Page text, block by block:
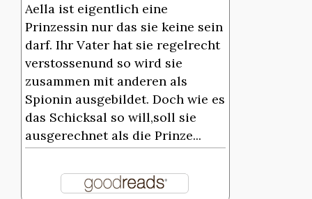
Aella ist eigentlich eine
Prinzessin nur das sie keine sein
darf. Ihr Vater hat sie regelrecht
verstossenund so wird sie
zusammen mit anderen als
Spionin ausgebildet. Doch wie es
das Schicksal so will,soll sie
ausgerechnet als die Prinze...